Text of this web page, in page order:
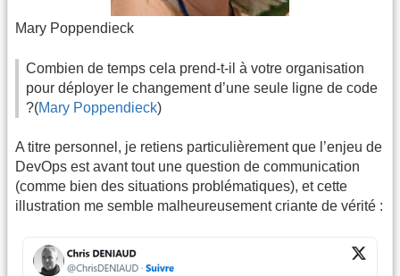
Mary Poppendieck
Combien de temps cela prend-t-il à votre organisation
pour déployer le changement d’une seule ligne de code
?(Mary Poppendieck)
A titre personnel, je retiens particulièrement que l’enjeu de
DevOps est avant tout une question de communication
(comme bien des situations problématiques), et cette
illustration me semble malheureusement criante de vérité :